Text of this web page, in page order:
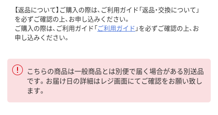
【返品について】ご購入の際は、ご利用ガイド「返品・交換について」
を必ずご確認の上、お申し込みください。
ご購入の際は、ご利用ガイド「ご利用ガイド 」を必ずご確認の上、お
申し込みください。
こちらの商品は一般商品とは別便で届く場合がある別送品
です。お届け日の詳細はレジ画面にてご確認をお願い致し
ます。